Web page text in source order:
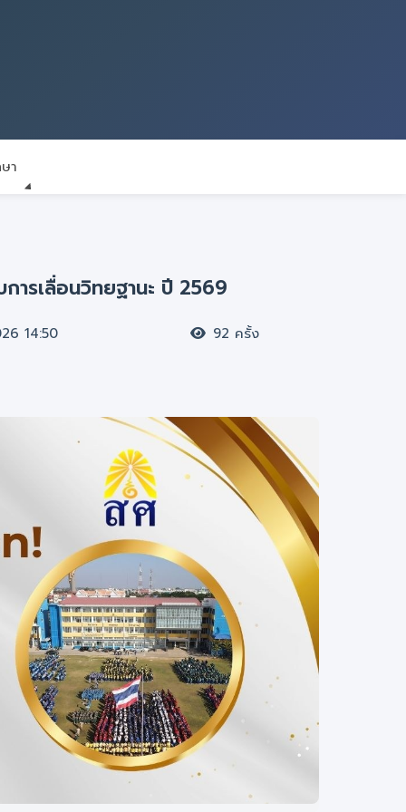
า
รเลื่อนวิทยฐานะ ปี 2569
14:50 92 ครั้ง